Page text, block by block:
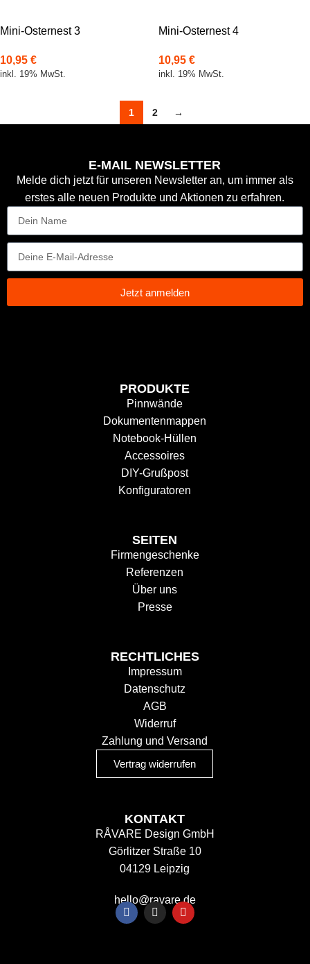
Mini-Osternest 3
10,95 €
inkl. 19% MwSt.
Mini-Osternest 4
10,95 €
inkl. 19% MwSt.
1 2 →
E-MAIL NEWSLETTER
Melde dich jetzt für unseren Newsletter an, um immer als
erstes alle neuen Produkte und Aktionen zu erfahren.
Jetzt anmelden
PRODUKTE
Pinnwände
Dokumentenmappen
Notebook-Hüllen
Accessoires
DIY-Grußpost
Konfiguratoren
SEITEN
Firmengeschenke
Referenzen
Über uns
Presse
RECHTLICHES
Impressum
Datenschutz
AGB
Widerruf
Zahlung und Versand
Vertrag widerrufen
KONTAKT
RÅVARE Design GmbH
Görlitzer Straße 10
04129 Leipzig
hello@ravare.de